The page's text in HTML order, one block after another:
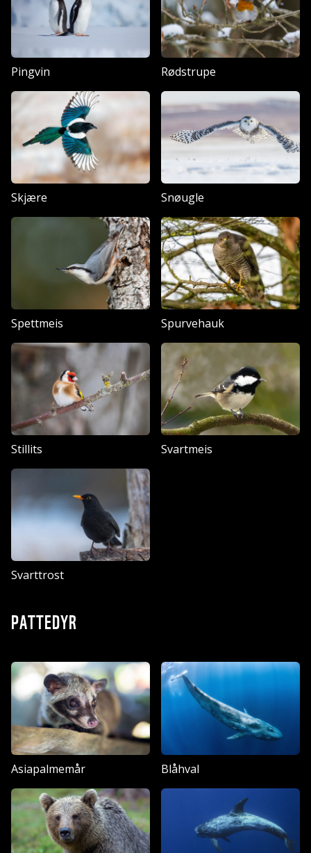
Pingvin Rødstrupe
Skjære Snøugle
Spettmeis Spurvehauk
Stillits Svartmeis
Svarttrost
PATTEDYR
Asiapalmemår Blåhval